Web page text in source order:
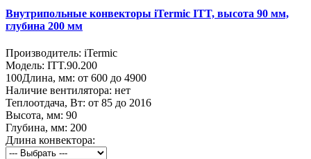
Внутрипольные конвекторы iTermic ITT, высота 90 мм,
глубина 200 мм
Производитель: iTermic
Модель: ITT.90.200
100Длина, мм: от 600 до 4900
Наличие вентилятора: нет
Теплоотдача, Вт: от 85 до 2016
Высота, мм: 90
Глубина, мм: 200
Длина конвектора: